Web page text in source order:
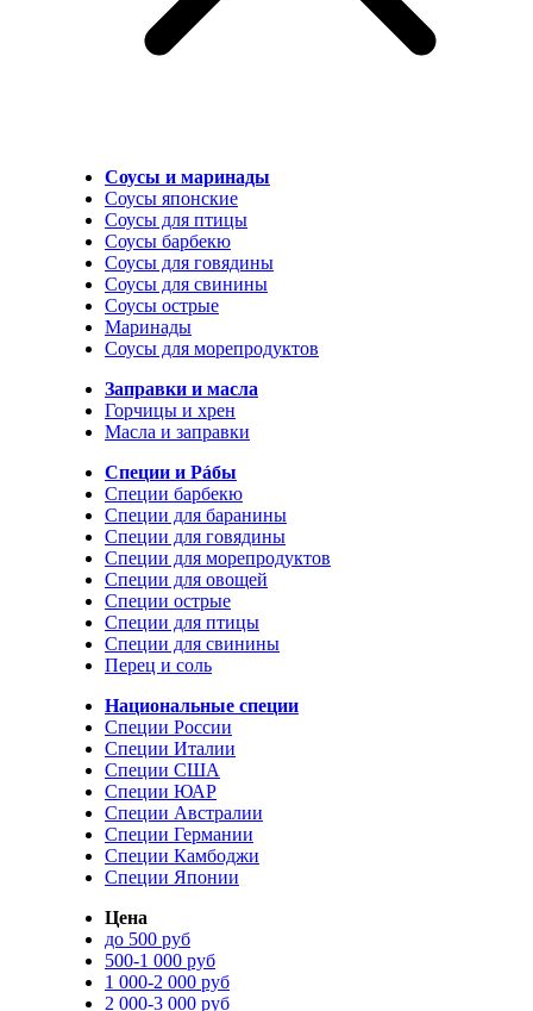
Соусы и маринады
Соусы японские
Соусы для птицы
Соусы барбекю
Соусы для говядины
Соусы для свинины
Соусы острые
Маринады
Соусы для морепродуктов
Заправки и масла
Горчицы и хрен
Масла и заправки
Специи и Рáбы
Специи барбекю
Специи для баранины
Специи для говядины
Специи для морепродуктов
Специи для овощей
Специи острые
Специи для птицы
Специи для свинины
Перец и соль
Национальные специи
Специи России
Специи Италии
Специи США
Специи ЮАР
Специи Австралии
Специи Германии
Специи Камбоджи
Специи Японии
Цена
до 500 руб
500-1 000 руб
1 000-2 000 руб
2 000-3 000 руб